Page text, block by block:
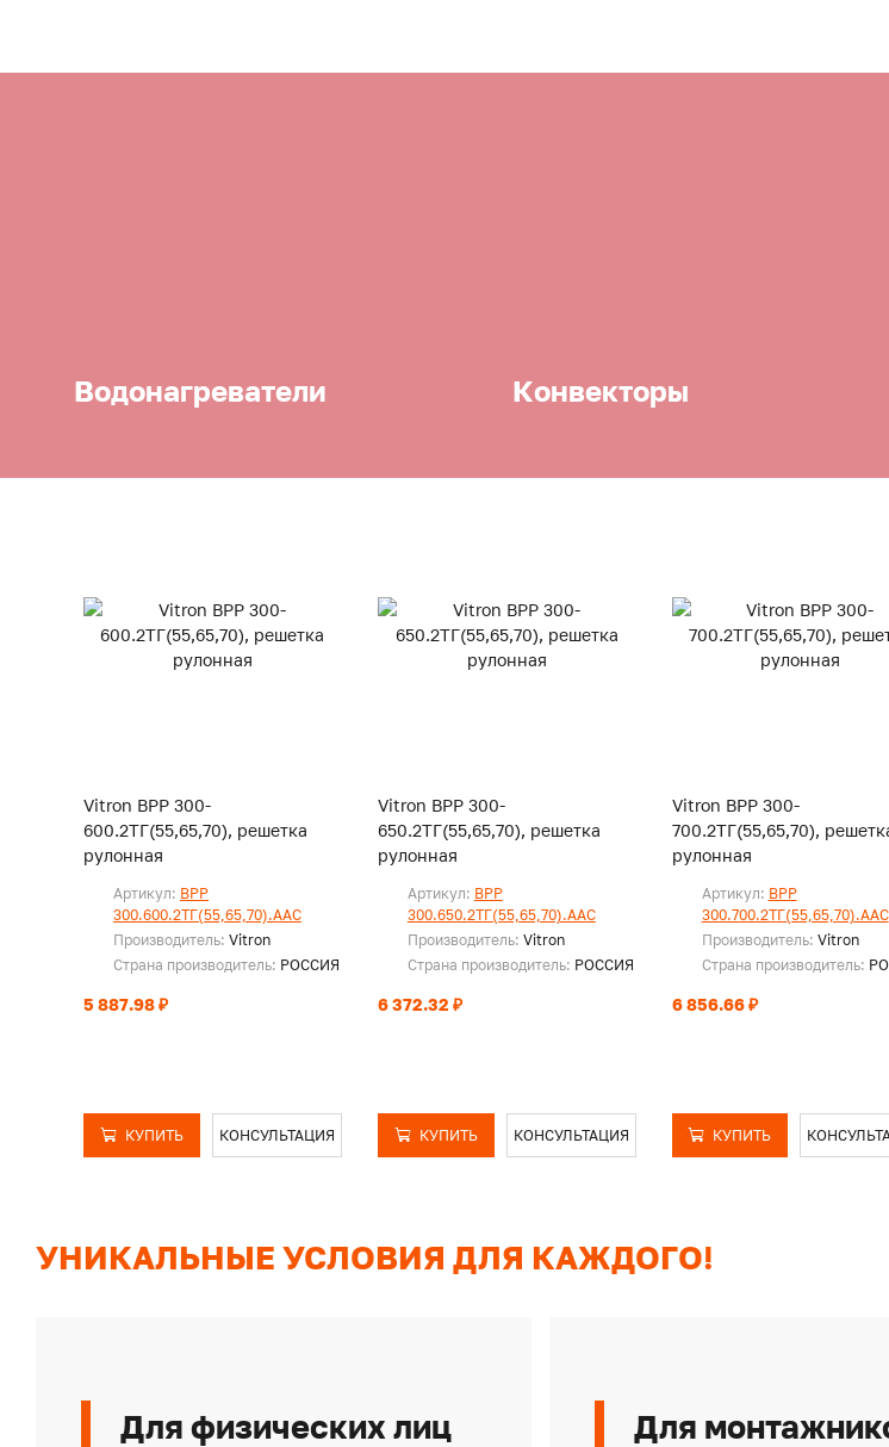
Водонагреватели Конвекторы
Vitron ВРР 300-
600.2ТГ(55,65,70), решетка
рулонная
Артикул: ВРР
300.600.2ТГ(55,65,70).ААС
Производитель: Vitron
Страна производитель: РОССИЯ
5 887.98 ₽
КУПИТЬ КОНСУЛЬТАЦИЯ
Vitron ВРР 300-
650.2ТГ(55,65,70), решетка
рулонная
Артикул: ВРР
300.650.2ТГ(55,65,70).ААС
Производитель: Vitron
Страна производитель: РОССИЯ
6 372.32 ₽
КУПИТЬ КОНСУЛЬТАЦИЯ
Vitron ВРР 300-
700.2ТГ(55,65,70),
рулонная
Артикул: ВРР
300.700.2ТГ(55,65,70).ААС
Производитель: Vitron
Страна производитель:
6 856.66 ₽
КУПИТЬ
УНИКАЛЬНЫЕ УСЛОВИЯ ДЛЯ КАЖДОГО!
Для физических лиц Для